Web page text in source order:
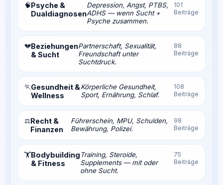
🧠Psyche &
Dualdiagnosen
Depression, Angst, PTBS,
ADHS — wenn Sucht +
Psyche zusammen.
101
Beiträge
💔Beziehungen
& Sucht
Partnerschaft, Sexualität,
Freundschaft unter
Suchtdruck.
88
Beiträge
🏃Gesundheit &
Wellness
Körperliche Gesundheit,
Sport, Ernährung, Schlaf.
108
Beiträge
⚖️Recht &
Finanzen
Führerschein, MPU, Schulden,
Bewährung, Polizei.
98
Beiträge
🏋️Bodybuilding
& Fitness
Training, Steroide,
Supplements — mit oder
ohne Sucht.
75
Beiträge